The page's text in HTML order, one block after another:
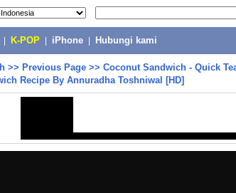
K-POP iPhone Hubungi kami
>> Previous Page >> Coconut Sandwich - Quick
Recipe By Annuradha Toshniwal [HD]